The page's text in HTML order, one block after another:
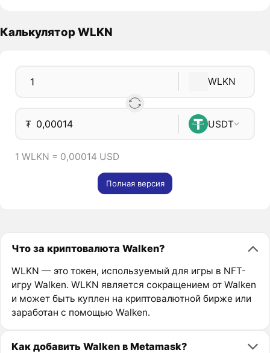
Калькулятор WLKN
WLKN
₮ USDT
1 WLKN = 0,00014 USD
Полная версия
Что за криптовалюта Walken?
WLKN — это токен, используемый для игры в NFT-
игру Walken. WLKN является сокращением от Walken
и может быть куплен на криптовалютной бирже или
заработан с помощью Walken.
Как добавить Walken в Metamask?